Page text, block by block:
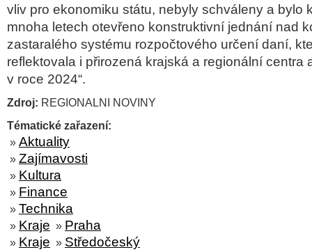
vliv pro ekonomiku státu, nebyly schváleny a bylo
mnoha letech otevřeno konstruktivní jednání nad
zastaralého systému rozpočtového určení daní,
reflektovala i přirozená krajská a regionální centra
v roce 2024“.
Zdroj: REGIONALNI NOVINY
Tématické zařazení:
» Aktuality
» Zajímavosti
» Kultura
» Finance
» Technika
» Kraje » Praha
» Kraje » Středočeský